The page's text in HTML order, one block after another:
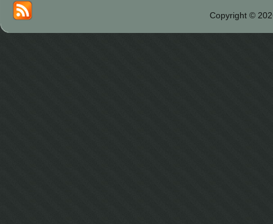
Copyright ©